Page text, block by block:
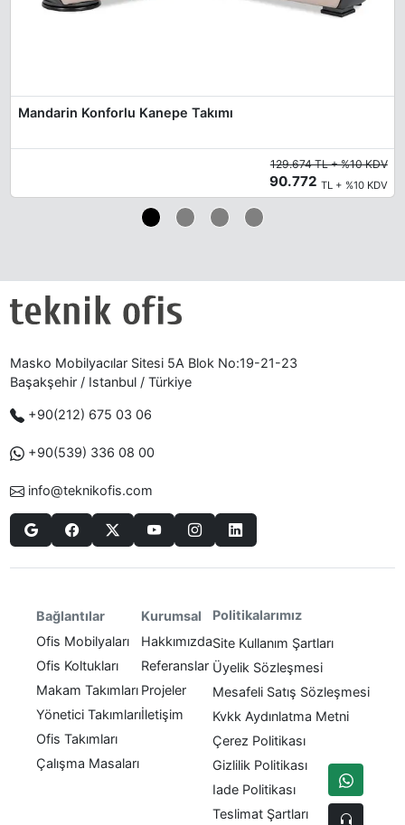
Mandarin Konforlu Kanepe Takımı
129.674 TL + %10 KDV
90.772 TL + %10 KDV
Masko Mobilyacılar Sitesi 5A Blok No:19-21-23
Başakşehir / Istanbul / Türkiye
+90(212) 675 03 06
+90(539) 336 08 00
info@teknikofis.com
Bağlantılar
Ofis Mobilyaları
Ofis Koltukları
Makam Takımları
Yönetici Takımları
Ofis Takımları
Çalışma Masaları
Kurumsal
Hakkımızda
Referanslar
Projeler
İletişim
Politikalarımız
Site Kullanım Şartları
Üyelik Sözleşmesi
Mesafeli Satış Sözleşmesi
Kvkk Aydınlatma Metni
Çerez Politikası
Gizlilik Politikası
Iade Politikası
Teslimat Şartları